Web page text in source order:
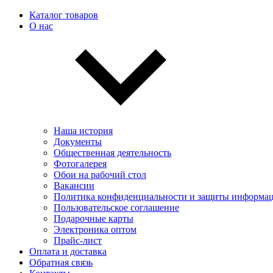
Каталог товаров
О нас
Наша история
Документы
Общественная деятельность
Фотогалерея
Обои на рабочий стол
Вакансии
Политика конфиденциальности и защиты
Пользовательскоe соглашение
Подарочные карты
Электроника оптом
Прайс-лист
Оплата и доставка
Обратная связь